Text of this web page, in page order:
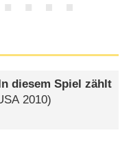
diesem Spiel zählt
2010)